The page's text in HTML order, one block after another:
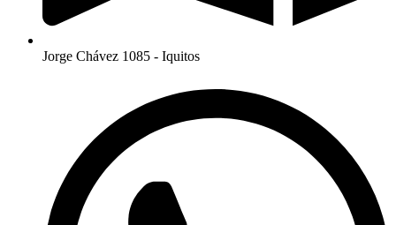
Jorge Chávez 1085 - Iquitos